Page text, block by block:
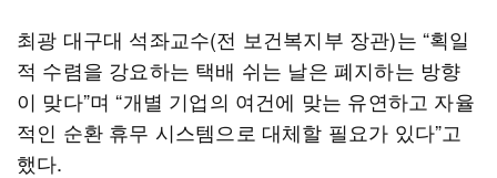
최광 대구대 석좌교수(전 보건복지부 장관)는 “획일
적 수렴을 강요하는 택배 쉬는 날은 폐지하는 방향
이 맞다”며 “개별 기업의 여건에 맞는 유연하고 자율
적인 순환 휴무 시스템으로 대체할 필요가 있다”고
했다.